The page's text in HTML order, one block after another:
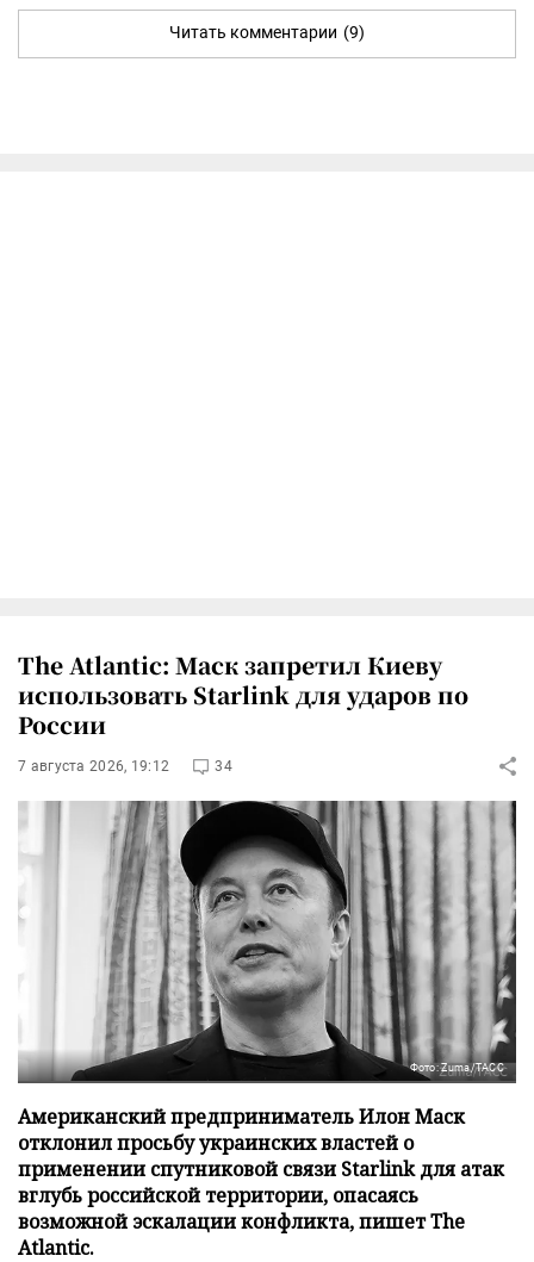
Читать комментарии (9)
The Atlantic: Маск запретил Киеву
использовать Starlink для ударов по
России
7 августа 2026, 19:12 34
Фото: Zuma/ТАСС
Американский предприниматель Илон Маск
отклонил просьбу украинских властей о
применении спутниковой связи Starlink для атак
вглубь российской территории, опасаясь
возможной эскалации конфликта, пишет The
Atlantic.